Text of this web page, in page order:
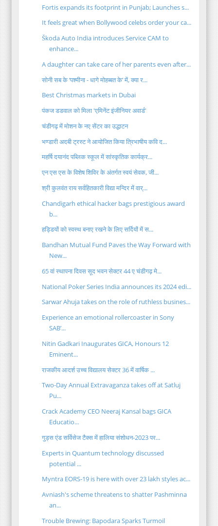
Fortis expands its footprint in Punjab; Launches s...
It feels great when Bollywood celebs order your ca...
Škoda Auto India introduces Service CAM to
enhance...
A daughter can take care of her parents even after...
सोनी सब के ‘पश्मीना - धागे मोहब्बत के’ में, क्या र...
Best Christmas markets in Dubai
पंकज डडवाल को मिला 'एमिनेंट इंजीनियर अवार्ड'
चंडीगढ़ में मोशन के नए सेंटर का उद्धाटन
भण्डारी अदबी ट्रस्ट ने आयोजित किया त्रिभाषीय कवि द...
महर्षि दयानंद पब्लिक स्कूल में सांस्कृतिक कार्यक्र...
एन एस एस के विशेष शिविर के अंतर्गत स्वयं सेवक, जी...
श्री कुलवंत राय सर्वहितकारी विद्या मन्दिर में वार्...
Chandigarh ethical hacker bags prestigious award
b...
हड्डियों को स्वस्थ बनाए रखने के लिए सर्दियों में स...
Bandhan Mutual Fund Paves the Way Forward with
New...
65 वां स्थापना दिवस सूद भवन सेक्टर 44 ए चंडीगढ़ मे...
National Poker Series India announces its 2024 edi...
Sarwar Ahuja takes on the role of ruthless busines...
Experience an emotional rollercoaster in Sony
SAB’...
Nitin Gadkari Inaugurates GICA, Honours 12
Eminent...
राजकीय आदर्श उच्च विद्यालय सेक्टर 36 में वार्षिक ...
Two-Day Annual Extravaganza takes off at Satluj
Pu...
Crack Academy CEO Neeraj Kansal bags GICA
Educatio...
गुड्स एंड सर्विसेज टैक्स में हालिया संशोधन-2023 पर...
Experts in Quantum technology discussed
potential ...
Myntra EORS-19 is here with over 23 lakh styles ac...
Avniash's scheme threatens to shatter Pashminna
an...
Trouble Brewing: Bapodara Sparks Turmoil